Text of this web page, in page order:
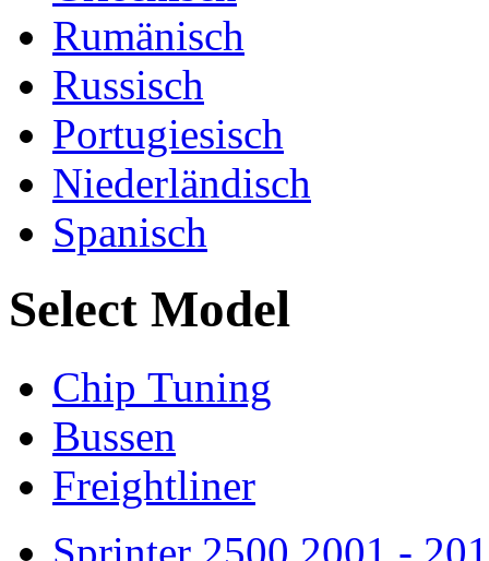
Rumänisch
Russisch
Portugiesisch
Niederländisch
Spanisch
Select Model
Chip Tuning
Bussen
Freightliner
Sprinter 2500 2001 -